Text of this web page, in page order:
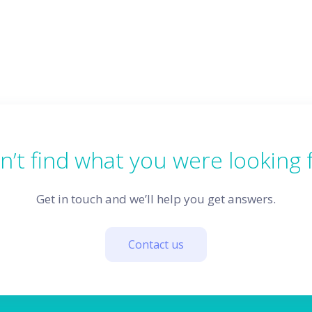
find what you were looking
Get in touch and we’ll help you get answers.
Contact us